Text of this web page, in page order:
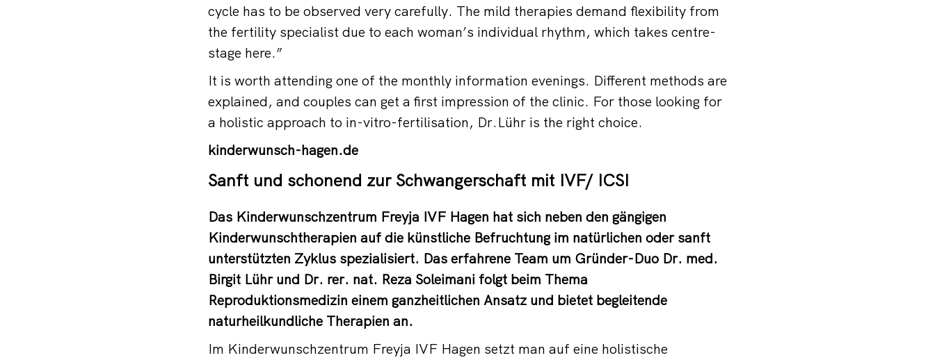
cycle has to be observed very carefully. The mild therapies demand flexibility from
the fertility specialist due to each woman’s individual rhythm, which takes centre-
stage here.”
It is worth attending one of the monthly information evenings. Different methods are
explained, and couples can get a first impression of the clinic. For those looking for
a holistic approach to in-vitro-fertilisation, Dr.Lühr is the right choice.
kinderwunsch-hagen.de
Sanft und schonend zur Schwangerschaft mit IVF/ ICSI
Das Kinderwunschzentrum Freyja IVF Hagen hat sich neben den gängigen
Kinderwunschtherapien auf die künstliche Befruchtung im natürlichen oder sanft
unterstützten Zyklus spezialisiert. Das erfahrene Team um Gründer-Duo Dr. med.
Birgit Lühr und Dr. rer. nat. Reza Soleimani folgt beim Thema
Reproduktionsmedizin einem ganzheitlichen Ansatz und bietet begleitende
naturheilkundliche Therapien an.
Im Kinderwunschzentrum Freyja IVF Hagen setzt man auf eine holistische